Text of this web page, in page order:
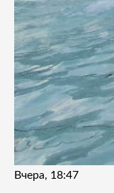
Вчера, 18:47